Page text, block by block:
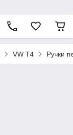
VW T4 Ручки